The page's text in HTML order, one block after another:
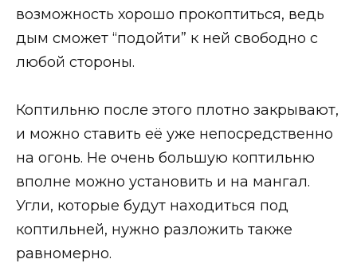
возможность хорошо прокоптиться, ведь
дым сможет “подойти” к ней свободно с
любой стороны.
Коптильню после этого плотно закрывают,
и можно ставить её уже непосредственно
на огонь. Не очень большую коптильню
вполне можно установить и на мангал.
Угли, которые будут находиться под
коптильней, нужно разложить также
равномерно.